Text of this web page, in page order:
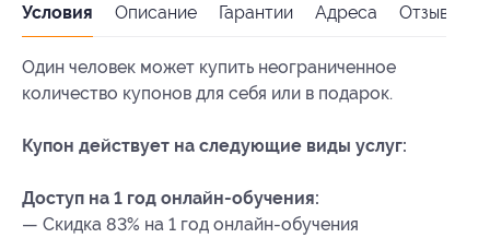
Условия Описание Гарантии Адреса Отзывы
Один человек может купить неограниченное
количество купонов для себя или в подарок.
Купон действует на следующие виды услуг:
Доступ на 1 год онлайн-обучения:
— Скидка 83% на 1 год онлайн-обучения